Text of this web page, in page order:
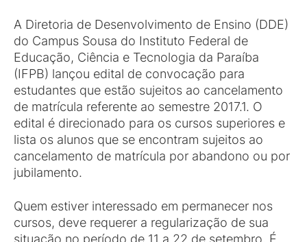
A Diretoria de Desenvolvimento de Ensino (DDE)
do Campus Sousa do Instituto Federal de
Educação, Ciência e Tecnologia da Paraíba
(IFPB) lançou edital de convocação para
estudantes que estão sujeitos ao cancelamento
de matrícula referente ao semestre 2017.1. O
edital é direcionado para os cursos superiores e
lista os alunos que se encontram sujeitos ao
cancelamento de matrícula por abandono ou por
jubilamento.
Quem estiver interessado em permanecer nos
cursos, deve requerer a regularização de sua
situação no período de 11 a 22 de setembro. É